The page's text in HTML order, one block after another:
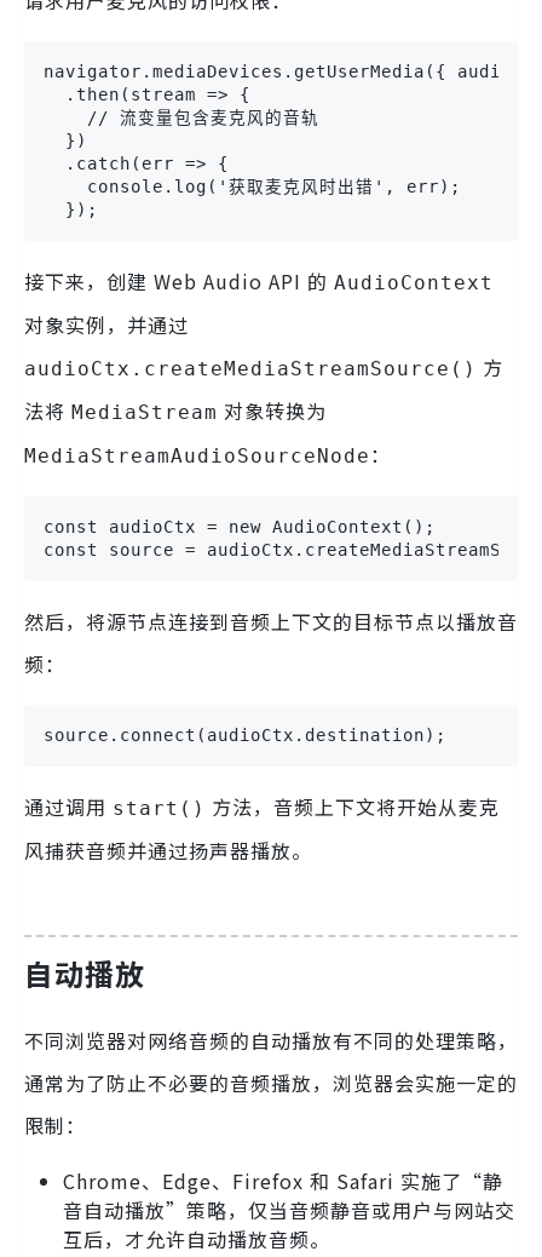
navigator.mediaDevices.getUserMedia({
  .then(stream => {
    // 流变量包含麦克风的音轨
  })
  .catch(err => {
    console.log('获取麦克风时出错', err);
  });
接下来，创建 Web Audio API 的 AudioContext
对象实例，并通过
audioCtx.createMediaStreamSource() 方
法将 MediaStream 对象转换为
MediaStreamAudioSourceNode ：
const audioCtx = new AudioContext();
const source =
然后，将源节点连接到音频上下文的目标节点以播放音
频：
source.connect(audioCtx.destination);
通过调用 start() 方法，音频上下文将开始从麦克
风捕获音频并通过扬声器播放。
自动播放
不同浏览器对网络音频的自动播放有不同的处理策略，
通常为了防止不必要的音频播放，浏览器会实施一定的
限制：
Chrome、Edge、Firefox 和 Safari 实施了“静
音自动播放”策略，仅当音频静音或用户与网站交
互后，才允许自动播放音频。